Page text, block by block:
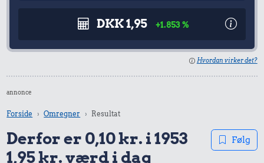
DKK 1,95 +1.853 %
Hvordan virker det?
annonce
Forside Omregner Resultat
Derfor er 0,10 kr. i 1953
1,95 kr. værd i dag
Følg